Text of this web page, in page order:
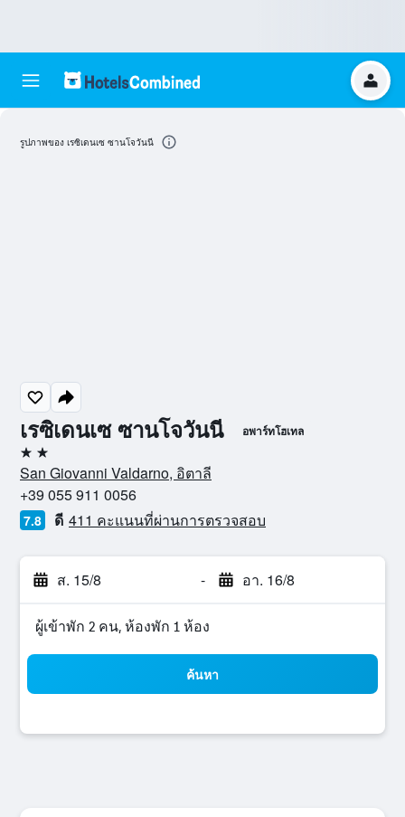
เรซิเดนเซ ซานโจวันนี อพาร์ทโฮเทล
2 ดาว
San Giovanni Valdarno, อิตาลี
+39 055 911 0056
7.8 ดี 411 คะแนนที่ผ่านการตรวจสอบ
ส. 15/8 - อา. 16/8
ผู้เข้าพัก 2 คน, ห้องพัก 1 ห้อง
ค้นหา
รูปภาพของ เรซิเดนเซ ซานโจวันนี